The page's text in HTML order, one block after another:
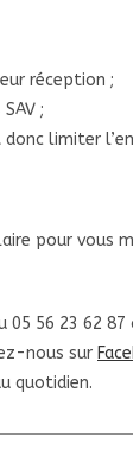
réception ;
;
limiter
pour vous
56 23 62 87
nous sur
quotidien.